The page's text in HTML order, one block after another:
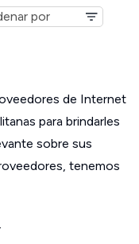
de Internet
para brindarles
sobre sus
tenemos